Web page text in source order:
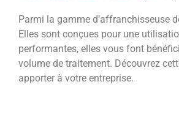
Parmi la gamme d’affranchisseuse
Elles sont conçues pour une
performantes, elles vous font
volume de traitement. Découvrez
apporter à votre entreprise.